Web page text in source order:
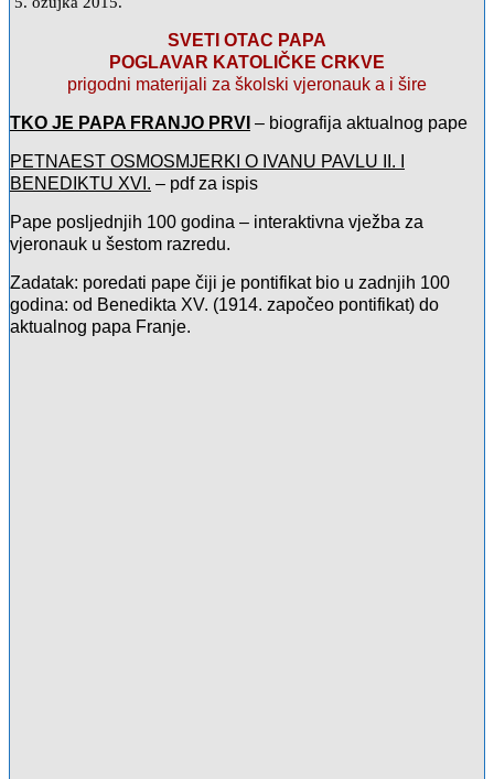
SVETI OTAC PAPA
POGLAVAR KATOLIČKE CRKVE
prigodni materijali za školski vjeronauk a i šire
TKO JE PAPA FRANJO PRVI – biografija aktualnog pape
PETNAEST OSMOSMJERKI O IVANU PAVLU II. I
BENEDIKTU XVI. – pdf za ispis
Pape posljednjih 100 godina – interaktivna vježba za
vjeronauk u šestom razredu.
Zadatak: poredati pape čiji je pontifikat bio u zadnjih 100
godina: od Benedikta XV. (1914. započeo pontifikat) do
aktualnog papa Franje.